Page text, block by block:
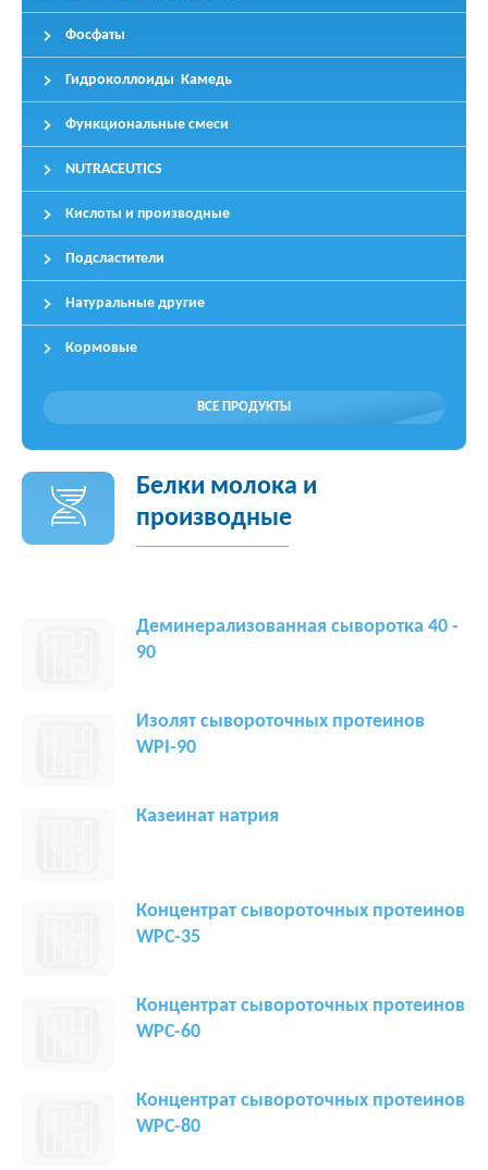
Фосфаты
Гидроколлоиды Камедь
Функциональные смеси
NUTRACEUTICS
Кислоты и производные
Подсластители
Натуральные другие
Кормовые
ВСЕ ПРОДУКТЫ
Белки молока и
производные
Деминерализованная сыворотка 40 -
90
Изолят сывороточных протеинов
WPI-90
Казеинат натрия
Концентрат сывороточных протеинов
WPC-35
Концентрат сывороточных протеинов
WPC-60
Концентрат сывороточных протеинов
WPC-80